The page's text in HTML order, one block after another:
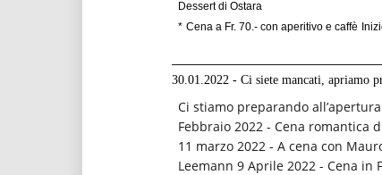
Dessert di Ostara
* Cena a Fr. 70.- con aperitivo e caffè
30.01.2022 - Ci siete mancati, apriamo
Ci stiamo preparando
Febbraio 2022 - Cena romantica
11 marzo 2022 - A cena con
Leemann 9 Aprile 2022 - Cena in